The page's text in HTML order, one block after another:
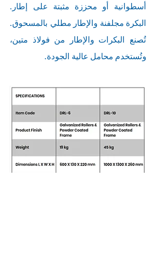
أسطوانية أو محززة مثبتة على إطار.
البكرة مجلفنة والإطار مطلي بالمسحوق.
تُصنع البكرات والإطار من فولاذ متين،
وتُستخدم محامل عالية الجودة.